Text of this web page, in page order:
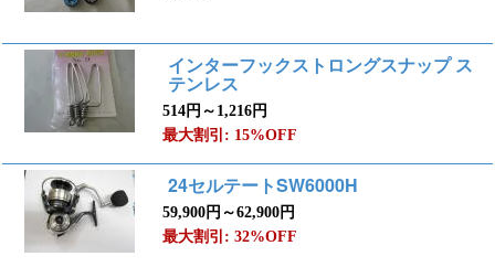
インターフックストロングスナップ ス
テンレス
514円～1,216円
最大割引: 15%OFF
24セルテートSW6000H
59,900円～62,900円
最大割引: 32%OFF